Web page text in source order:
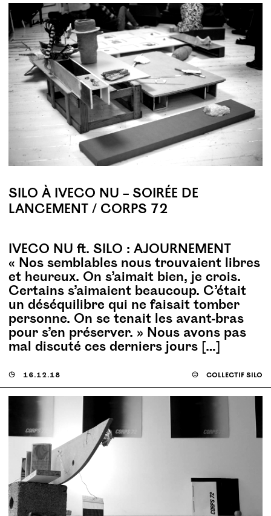
SILO À IVECO NU – SOIRÉE DE
LANCEMENT / CORPS 72
IVECO NU ft. SILO : AJOURNEMENT
« Nos semblables nous trouvaient libres
et heureux. On s’aimait bien, je crois.
Certains s’aimaient beaucoup. C’était
un déséquilibre qui ne faisait tomber
personne. On se tenait les avant-bras
pour s’en préserver. » Nous avons pas
mal discuté ces derniers jours […]
◶ 16.12.18 ☺ collectif silo